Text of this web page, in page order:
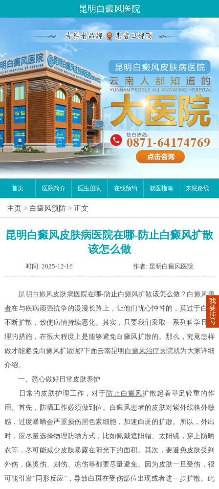
昆明白癜风医院
首页 医院简介 医生团队 在线预约 就医指南 来院路线
主页 > 白癜风预防 > 正文
昆明白癜风皮肤病医院在哪-防止白癜风扩散
该怎么做
时间: 2025-12-16 作者: 昆明白癜风医院
昆明白癜风皮肤病医院在哪-防止白癜风扩散该怎么做？ 白癜风患
者在与疾病顽强抗争的漫漫长路上，让他们忧心忡忡的，莫过于白斑
不断扩散，致使病情持续恶化。其实，只要我们采取一系列科学且合
理的措施，在很大程度上是能够避免白癜风扩散的。那么，究竟怎样
做才能避免白癜风扩散呢?下面云南昆明 白癜风治疗 医院就为大家详细
介绍。
一、悉心做好日常皮肤养护
日常的皮肤护理工作，对于 防止白癜风扩散起着举足轻重的作
用。首先，防晒工作必须做到位。白癜风患者的皮肤对紫外线格外敏
感，过度暴晒会严重损伤黑色素细胞，加速白斑的扩散。所以，外出
时，应尽量选择物理防晒方式，比如佩戴遮阳帽、太阳镜，穿上防晒
衣等，尽可能减少皮肤暴露在阳光下的面积。其次，要避免皮肤受到
外伤，像烫伤、划伤、冻伤等都要尽量避免。因为皮肤一旦受伤，很
可能引发“同形反应”，导致白斑在受伤部位出现或者进一步扩散。此
我
要
挂
号